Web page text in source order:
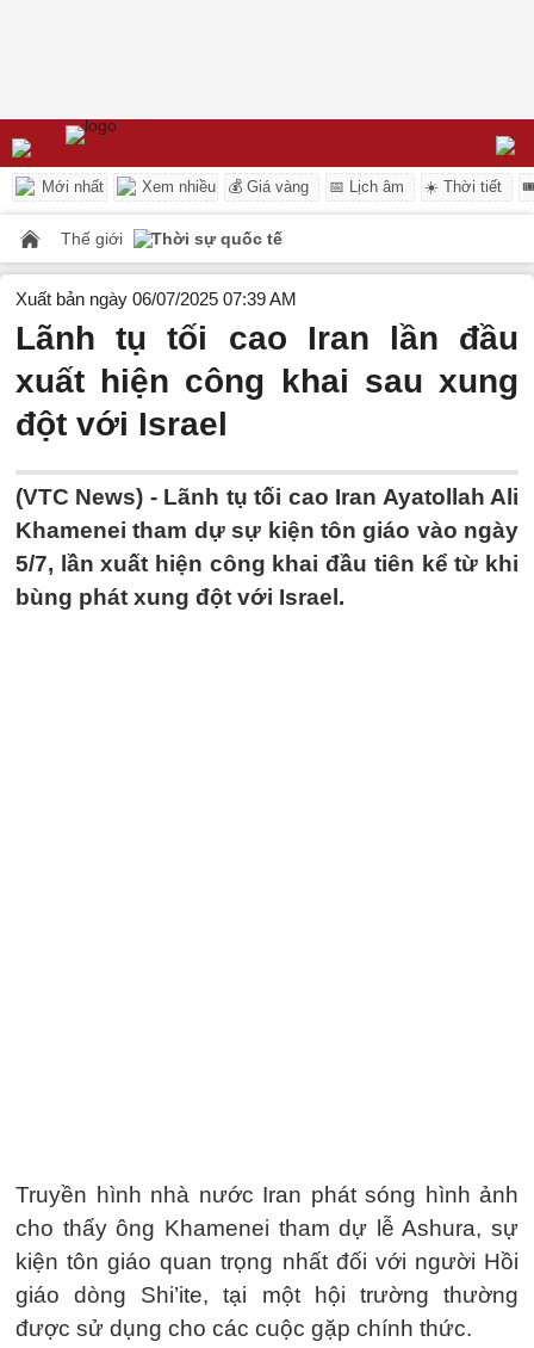
Mới nhất Xem nhiều 💰 Giá vàng 📅 Lịch âm ☀️ Thời tiết
Thế giới Thời sự quốc tế
Xuất bản ngày 06/07/2025 07:39 AM
Lãnh tụ tối cao Iran lần đầu
xuất hiện công khai sau xung
đột với Israel
(VTC News) - Lãnh tụ tối cao Iran Ayatollah Ali
Khamenei tham dự sự kiện tôn giáo vào ngày
5/7, lần xuất hiện công khai đầu tiên kể từ khi
bùng phát xung đột với Israel.
Truyền hình nhà nước Iran phát sóng hình ảnh
cho thấy ông Khamenei tham dự lễ Ashura, sự
kiện tôn giáo quan trọng nhất đối với người Hồi
giáo dòng Shi’ite, tại một hội trường thường
được sử dụng cho các cuộc gặp chính thức.